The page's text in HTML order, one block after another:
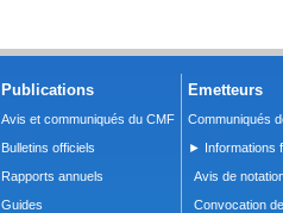
Publications
Avis et communiqués du CMF
Bulletins officiels
Rapports annuels
Guides
Emetteurs
Communiqués
► Informations
Avis de
Convocation